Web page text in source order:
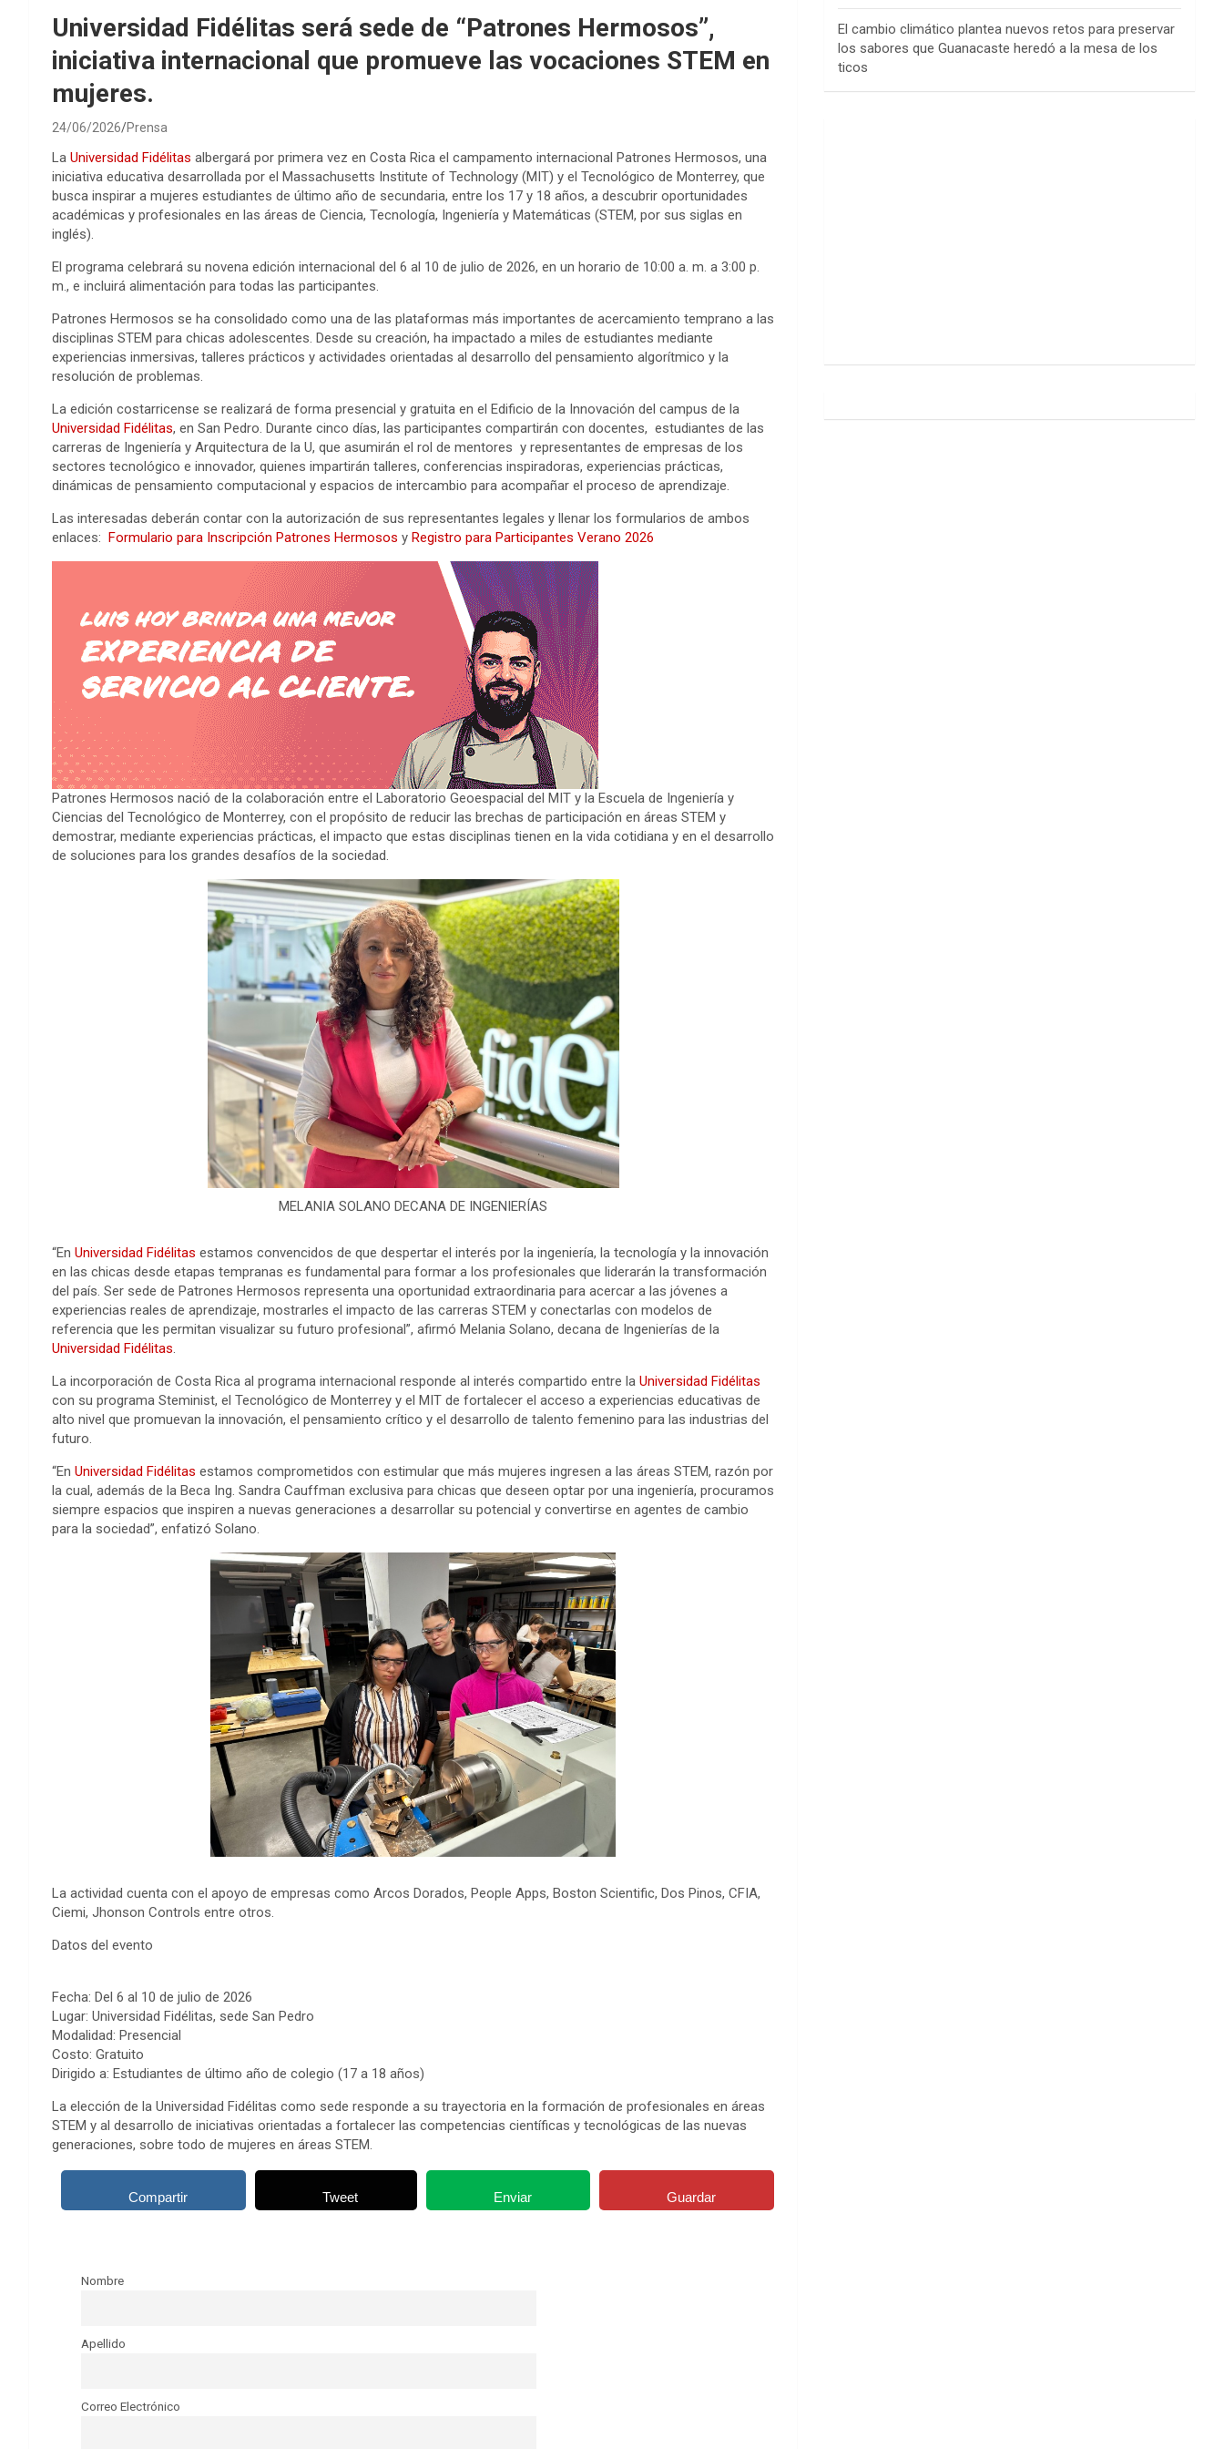
Universidad Fidélitas será sede de “Patrones Hermosos”,
iniciativa internacional que promueve las vocaciones STEM en
mujeres.
24/06/2026 Prensa
La Universidad Fidélitas albergará por primera vez en Costa Rica el campamento internacional Patrones Hermosos, una
iniciativa educativa desarrollada por el Massachusetts Institute of Technology (MIT) y el Tecnológico de Monterrey, que
busca inspirar a mujeres estudiantes de último año de secundaria, entre los 17 y 18 años, a descubrir oportunidades
académicas y profesionales en las áreas de Ciencia, Tecnología, Ingeniería y Matemáticas (STEM, por sus siglas en
inglés).
El programa celebrará su novena edición internacional del 6 al 10 de julio de 2026, en un horario de 10:00 a. m. a 3:00 p.
m., e incluirá alimentación para todas las participantes.
Patrones Hermosos se ha consolidado como una de las plataformas más importantes de acercamiento temprano a las
disciplinas STEM para chicas adolescentes. Desde su creación, ha impactado a miles de estudiantes mediante
experiencias inmersivas, talleres prácticos y actividades orientadas al desarrollo del pensamiento algorítmico y la
resolución de problemas.
La edición costarricense se realizará de forma presencial y gratuita en el Edificio de la Innovación del campus de la
Universidad Fidélitas, en San Pedro. Durante cinco días, las participantes compartirán con docentes, estudiantes de las
carreras de Ingeniería y Arquitectura de la U, que asumirán el rol de mentores y representantes de empresas de los
sectores tecnológico e innovador, quienes impartirán talleres, conferencias inspiradoras, experiencias prácticas,
dinámicas de pensamiento computacional y espacios de intercambio para acompañar el proceso de aprendizaje.
Las interesadas deberán contar con la autorización de sus representantes legales y llenar los formularios de ambos
enlaces: Formulario para Inscripción Patrones Hermosos y Registro para Participantes Verano 2026
Patrones Hermosos nació de la colaboración entre el Laboratorio Geoespacial del MIT y la Escuela de Ingeniería y
Ciencias del Tecnológico de Monterrey, con el propósito de reducir las brechas de participación en áreas STEM y
demostrar, mediante experiencias prácticas, el impacto que estas disciplinas tienen en la vida cotidiana y en el desarrollo
de soluciones para los grandes desafíos de la sociedad.
MELANIA SOLANO DECANA DE INGENIERÍAS
“En Universidad Fidélitas estamos convencidos de que despertar el interés por la ingeniería, la tecnología y la innovación
en las chicas desde etapas tempranas es fundamental para formar a los profesionales que liderarán la transformación
del país. Ser sede de Patrones Hermosos representa una oportunidad extraordinaria para acercar a las jóvenes a
experiencias reales de aprendizaje, mostrarles el impacto de las carreras STEM y conectarlas con modelos de
referencia que les permitan visualizar su futuro profesional”, afirmó Melania Solano, decana de Ingenierías de la
Universidad Fidélitas.
La incorporación de Costa Rica al programa internacional responde al interés compartido entre la Universidad Fidélitas
con su programa Steminist, el Tecnológico de Monterrey y el MIT de fortalecer el acceso a experiencias educativas de
alto nivel que promuevan la innovación, el pensamiento crítico y el desarrollo de talento femenino para las industrias del
futuro.
“En Universidad Fidélitas estamos comprometidos con estimular que más mujeres ingresen a las áreas STEM, razón por
la cual, además de la Beca Ing. Sandra Cauffman exclusiva para chicas que deseen optar por una ingeniería, procuramos
siempre espacios que inspiren a nuevas generaciones a desarrollar su potencial y convertirse en agentes de cambio
para la sociedad”, enfatizó Solano.
La actividad cuenta con el apoyo de empresas como Arcos Dorados, People Apps, Boston Scientific, Dos Pinos, CFIA,
Ciemi, Jhonson Controls entre otros.
Datos del evento
Fecha: Del 6 al 10 de julio de 2026
Lugar: Universidad Fidélitas, sede San Pedro
Modalidad: Presencial
Costo: Gratuito
Dirigido a: Estudiantes de último año de colegio (17 a 18 años)
La elección de la Universidad Fidélitas como sede responde a su trayectoria en la formación de profesionales en áreas
STEM y al desarrollo de iniciativas orientadas a fortalecer las competencias científicas y tecnológicas de las nuevas
generaciones, sobre todo de mujeres en áreas STEM.
Compartir Tweet Enviar Guardar
Nombre
Apellido
Correo Electrónico
El cambio climático plantea nuevos retos para preservar
los sabores que Guanacaste heredó a la mesa de los
ticos